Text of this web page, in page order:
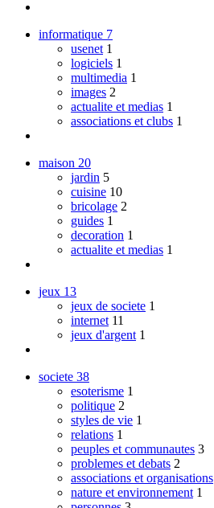
informatique 7
usenet 1
logiciels 1
multimedia 1
images 2
actualite et medias 1
associations et clubs 1
maison 20
jardin 5
cuisine 10
bricolage 2
guides 1
decoration 1
actualite et medias 1
jeux 13
jeux de societe 1
internet 11
jeux d'argent 1
societe 38
esoterisme 1
politique 2
styles de vie 1
relations 1
peuples et communautes 3
problemes et debats 2
associations et organisations
nature et environnement 1